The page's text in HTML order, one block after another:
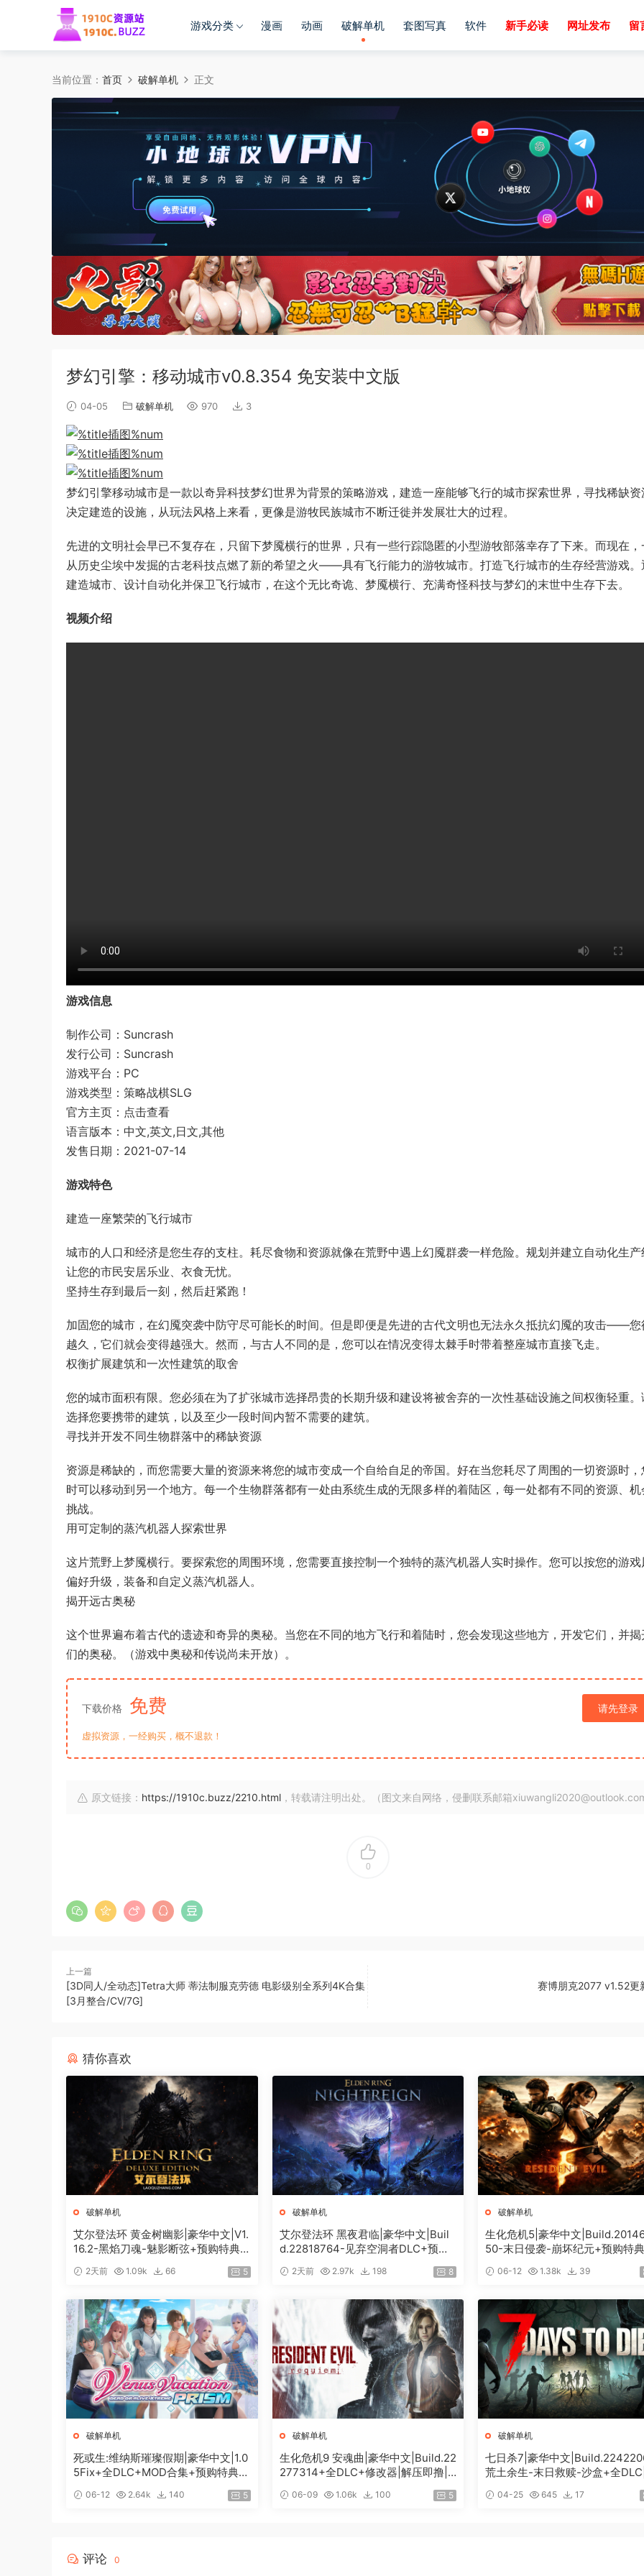
游戏分类 漫画 动画 破解单机 套图写真 软件 新手必读 网址发布 留
当前位置： 首页 破解单机 正文
梦幻引擎：移动城市v0.8.354 免安装中文版
04-05 破解单机 970 3
梦幻引擎移动城市是一款以奇异科技梦幻世界为背景的策略游戏，建造一座能够飞行的城市探索世界，寻找稀缺资
决定建造的设施，从玩法风格上来看，更像是游牧民族城市不断迁徙并发展壮大的过程。
先进的文明社会早已不复存在，只留下梦魇横行的世界，只有一些行踪隐匿的小型游牧部落幸存了下来。而现在，
从历史尘埃中发掘的古老科技点燃了新的希望之火——具有飞行能力的游牧城市。打造飞行城市的生存经营游戏。
建造城市、设计自动化并保卫飞行城市，在这个无比奇诡、梦魇横行、充满奇怪科技与梦幻的末世中生存下去。
视频介绍
游戏信息
制作公司：Suncrash
发行公司：Suncrash
游戏平台：PC
游戏类型：策略战棋SLG
官方主页：点击查看
语言版本：中文,英文,日文,其他
发售日期：2021-07-14
游戏特色
建造一座繁荣的飞行城市
城市的人口和经济是您生存的支柱。耗尽食物和资源就像在荒野中遇上幻魇群袭一样危险。规划并建立自动化生产
让您的市民安居乐业、衣食无忧。
坚持生存到最后一刻，然后赶紧跑！
加固您的城市，在幻魇突袭中防守尽可能长的时间。但是即便是先进的古代文明也无法永久抵抗幻魇的攻击——您
越久，它们就会变得越强大。然而，与古人不同的是，您可以在情况变得太棘手时带着整座城市直接飞走。
权衡扩展建筑和一次性建筑的取舍
您的城市面积有限。您必须在为了扩张城市选择昂贵的长期升级和建设将被舍弃的一次性基础设施之间权衡轻重。
选择您要携带的建筑，以及至少一段时间内暂不需要的建筑。
寻找并开发不同生物群落中的稀缺资源
资源是稀缺的，而您需要大量的资源来将您的城市变成一个自给自足的帝国。好在当您耗尽了周围的一切资源时，
时可以移动到另一个地方。每一个生物群落都有一处由系统生成的无限多样的着陆区，每一处都有不同的资源、机
挑战。
用可定制的蒸汽机器人探索世界
这片荒野上梦魇横行。要探索您的周围环境，您需要直接控制一个独特的蒸汽机器人实时操作。您可以按您的游戏
偏好升级，装备和自定义蒸汽机器人。
揭开远古奥秘
这个世界遍布着古代的遗迹和奇异的奥秘。当您在不同的地方飞行和着陆时，您会发现这些地方，开发它们，并揭
们的奥秘。（游戏中奥秘和传说尚未开放）。
下载价格 免费 请先登录
虚拟资源，一经购买，概不退款！
原文链接： https://1910c.buzz/2210.html ，转载请注明出处。（图文来自网络，侵删联系邮箱
0
上一篇
[3D同人/全动态]Tetra大师 蒂法制服克劳德 电影级别全系列4K合集
[3月整合/CV/7G]
赛博朋克2077 v1.52更
猜你喜欢
破解单机
艾尔登法环 黄金树幽影|豪华中文|V1.
16.2-黑焰刀魂-魅影断弦+预购特典
2天前 1.09k 66 5
破解单机
艾尔登法环 黑夜君临|豪华中文|Buil
d.22818764-见弃空洞者DLC+预购
2天前 2.97k 198 8
破解单机
生化危机5|豪华中文
50-末日侵袭-崩坏纪元+预购特
06-12 1.38k 39
破解单机
死或生:维纳斯璀璨假期|豪华中文|1.0
5Fix+全DLC+MOD合集+预购特典|
06-12 2.64k 140 5
破解单机
生化危机9 安魂曲|豪华中文|Build.22
277314+全DLC+修改器|解压即撸|
06-09 1.06k 100 5
破解单机
七日杀7|豪华中文
荒土余生-末日救赎-沙盒+全
04-25 645 17
评论 0